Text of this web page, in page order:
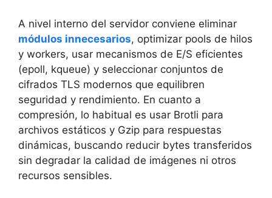
A nivel interno del servidor conviene eliminar
módulos innecesarios, optimizar pools de hilos
y workers, usar mecanismos de E/S eficientes
(epoll, kqueue) y seleccionar conjuntos de
cifrados TLS modernos que equilibren
seguridad y rendimiento. En cuanto a
compresión, lo habitual es usar Brotli para
archivos estáticos y Gzip para respuestas
dinámicas, buscando reducir bytes transferidos
sin degradar la calidad de imágenes ni otros
recursos sensibles.